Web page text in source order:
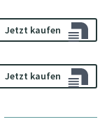
Jetzt kaufen
Jetzt kaufen